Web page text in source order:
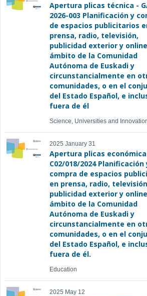
Apertura plicas técnica -
2026-003 Planificación y
de espacios publicitarios
prensa, radio, televisión,
publicidad exterior y
ámbito de la Comunidad
Autónoma de Euskadi y
circunstancialmente en
comunidades, o en el
del Estado Español, e
fuera de él
Science, Universities and
2025 January 31
Apertura plicas
C02/018/2024 Planificación
compra de espacios
en prensa, radio,
publicidad exterior y
ámbito de la Comunidad
Autónoma de Euskadi y
circunstancialmente en
comunidades, o en el
del Estado Español, e
fuera de él.
Education
2025 May 12